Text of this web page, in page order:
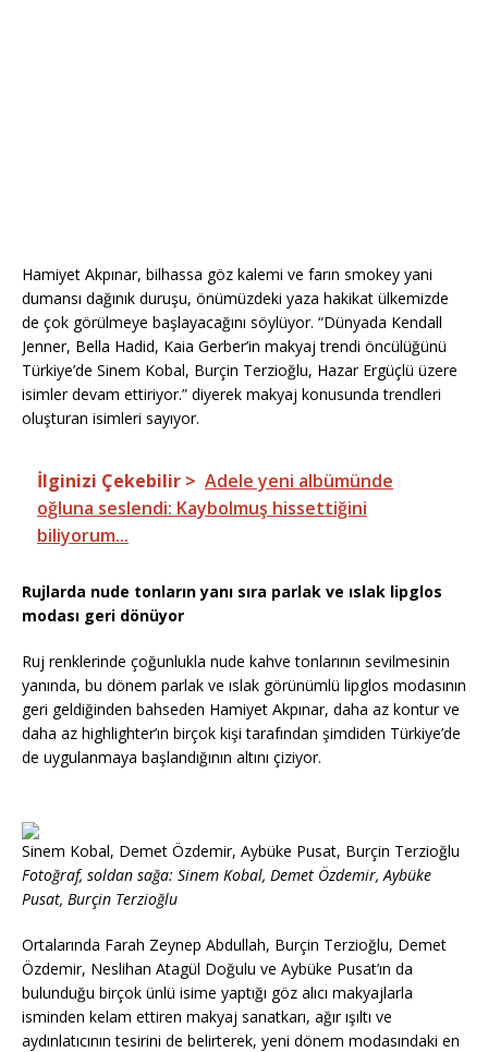
Hamiyet Akpınar, bilhassa göz kalemi ve farın smokey yani
dumansı dağınık duruşu, önümüzdeki yaza hakikat ülkemizde
de çok görülmeye başlayacağını söylüyor. “Dünyada Kendall
Jenner, Bella Hadid, Kaia Gerber’in makyaj trendi öncülüğünü
Türkiye’de Sinem Kobal, Burçin Terzioğlu, Hazar Ergüçlü üzere
isimler devam ettiriyor.” diyerek makyaj konusunda trendleri
oluşturan isimleri sayıyor.
İlginizi Çekebilir > Adele yeni albümünde
oğluna seslendi: Kaybolmuş hissettiğini
biliyorum...
Rujlarda nude tonların yanı sıra parlak ve ıslak lipglos
modası geri dönüyor
Ruj renklerinde çoğunlukla nude kahve tonlarının sevilmesinin
yanında, bu dönem parlak ve ıslak görünümlü lipglos modasının
geri geldiğinden bahseden Hamiyet Akpınar, daha az kontur ve
daha az highlighter’ın birçok kişi tarafından şimdiden Türkiye’de
de uygulanmaya başlandığının altını çiziyor.
Sinem Kobal, Demet Özdemir, Aybüke Pusat, Burçin Terzioğlu
Fotoğraf, soldan sağa: Sinem Kobal, Demet Özdemir, Aybüke
Pusat, Burçin Terzioğlu
Ortalarında Farah Zeynep Abdullah, Burçin Terzioğlu, Demet
Özdemir, Neslihan Atagül Doğulu ve Aybüke Pusat’ın da
bulunduğu birçok ünlü isime yaptığı göz alıcı makyajlarla
isminden kelam ettiren makyaj sanatkarı, ağır ışıltı ve
aydınlatıcının tesirini de belirterek, yeni dönem modasındaki en